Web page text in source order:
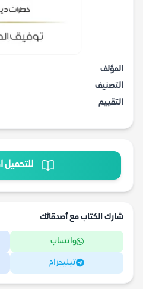
المؤلف
التصنيف
التقييم
شارك الكتاب مع أصدقائك
واتساب
تيليجرام